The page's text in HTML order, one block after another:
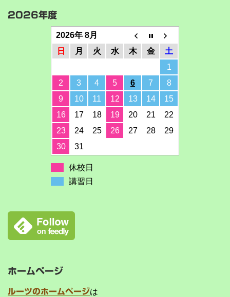
2026年度
2026年 8月
日
月 火 水 木 金
土
1
2
3 4 5 6 7
8
9
10 11 12 13 14
15
16
17 18 19 20 21
22
23
24 25 26 27 28
29
30
31
休校日
講習日
ホームページ
ルーツのホームページは